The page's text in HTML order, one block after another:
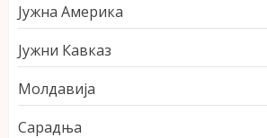
Јужна Америка
Јужни Кавказ
Молдавија
Сарадња